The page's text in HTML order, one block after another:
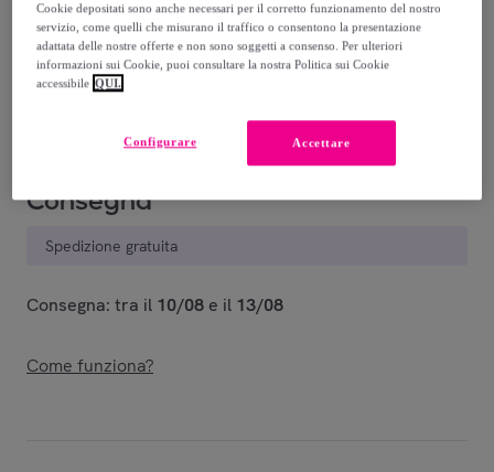
39,99 €
-50%
Venduto daiMe_Company
Consegna
Spedizione gratuita
Consegna: tra il 10/08 e il 13/08
Come funziona?
Cookie depositati sono anche necessari per il corretto funzionamento del nostro
servizio, come quelli che misurano il traffico o consentono la presentazione
adattata delle nostre offerte e non sono soggetti a consenso. Per ulteriori
informazioni sui Cookie, puoi consultare la nostra Politica sui Cookie
accessibile QUI.
Accettare
Configurare